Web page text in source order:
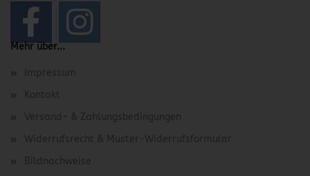
Mehr über...
Impressum
Kontakt
Versand- & Zahlungsbedingungen
Widerrufsrecht & Muster-Widerrufsformular
Bildnachweise